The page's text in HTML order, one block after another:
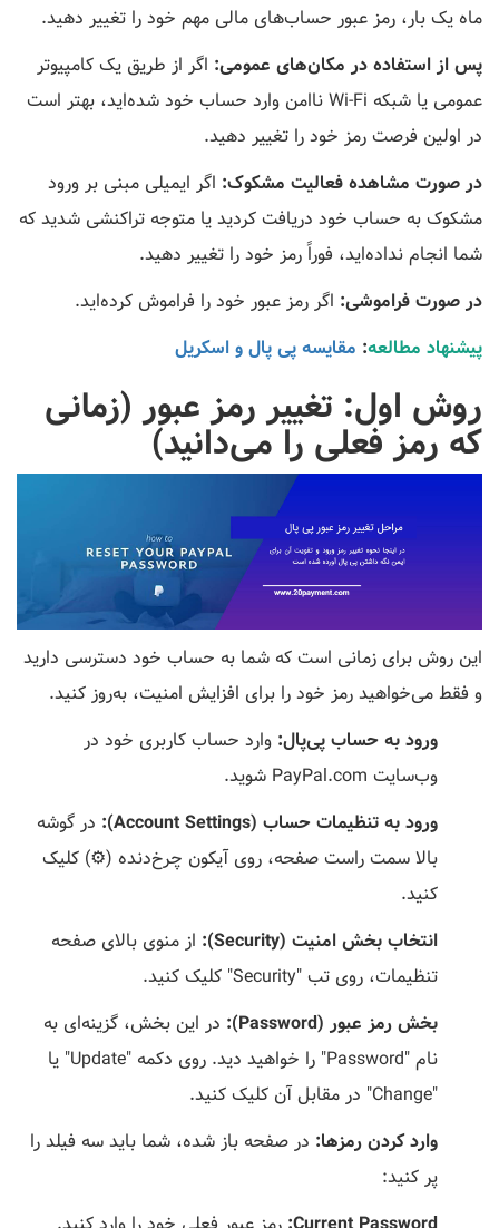
ماه یک بار، رمز عبور حساب‌های مالی مهم خود را تغییر دهید.
پس از استفاده در مکان‌های عمومی: اگر از طریق یک کامپیوتر
عمومی یا شبکه Wi-Fi ناامن وارد حساب خود شده‌اید، بهتر است
در اولین فرصت رمز خود را تغییر دهید.
در صورت مشاهده فعالیت مشکوک: اگر ایمیلی مبنی بر ورود
مشکوک به حساب خود دریافت کردید یا متوجه تراکنشی شدید که
شما انجام نداده‌اید، فوراً رمز خود را تغییر دهید.
در صورت فراموشی: اگر رمز عبور خود را فراموش کرده‌اید.
پیشنهاد مطالعه: مقایسه پی پال و اسکریل
روش اول: تغییر رمز عبور (زمانی
که رمز فعلی را می‌دانید)
این روش برای زمانی است که شما به حساب خود دسترسی دارید
و فقط می‌خواهید رمز خود را برای افزایش امنیت، به‌روز کنید.
ورود به حساب پی‌پال: وارد حساب کاربری خود در
وب‌سایت PayPal.com شوید.
ورود به تنظیمات حساب (Account Settings):
در گوشه
بالا سمت راست صفحه، روی آیکون چرخ‌دنده (⚙️) کلیک
کنید.
انتخاب بخش امنیت (Security):
از منوی بالای صفحه
تنظیمات، روی تب "Security" کلیک کنید.
بخش رمز عبور (Password):
در این بخش، گزینه‌ای به
نام "Password" را خواهید دید. روی دکمه "Update" یا
"Change" در مقابل آن کلیک کنید.
وارد کردن رمزها: در صفحه باز شده، شما باید سه فیلد را
پر کنید: